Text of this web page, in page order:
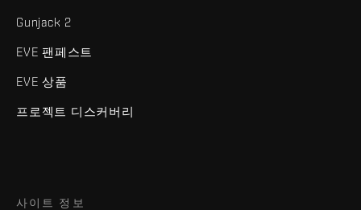
Gunjack 2
EVE 팬페스트
EVE 상품
프로젝트 디스커버리
사이트 정보